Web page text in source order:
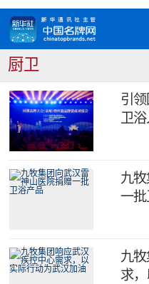
厨卫
引
卫
九
一
九
求